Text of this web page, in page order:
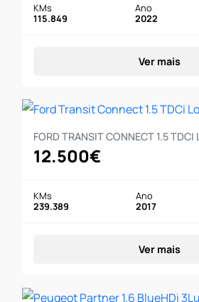
KMs
115.849
Ano
2022
Ver mais
FORD TRANSIT CONNECT 1.5 TDCI
12.500€
KMs
239.389
Ano
2017
Ver mais